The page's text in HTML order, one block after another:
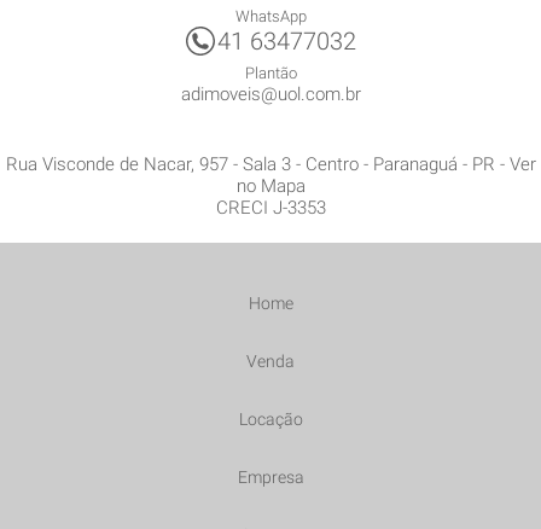
WhatsApp
41 63477032
Plantão
adimoveis@uol.com.br
Rua Visconde de Nacar, 957 - Sala 3- Centro - Paranaguá - PR - Ver
no Mapa
CRECI J-3353
Home
Venda
Locação
Empresa